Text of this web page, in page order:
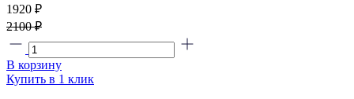
1920 ₽
2100 ₽
В корзину
Купить в 1 клик